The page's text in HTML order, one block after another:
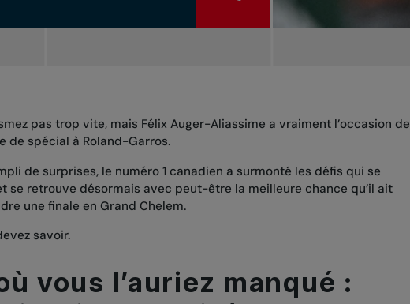
pas trop vite, mais Félix Auger-Aliassime a vraiment l’occasion de
de spécial à Roland-Garros.
de surprises, le numéro 1 canadien a surmonté les défis qui se
se retrouve désormais avec peut-être la meilleure chance qu’il ait
une finale en Grand Chelem.
savoir.
vous l’auriez manqué :